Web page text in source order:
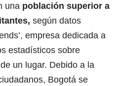
una población superior a
según datos
empresa dedicada a
estadísticos sobre
un lugar. Debido a la
Bogotá se